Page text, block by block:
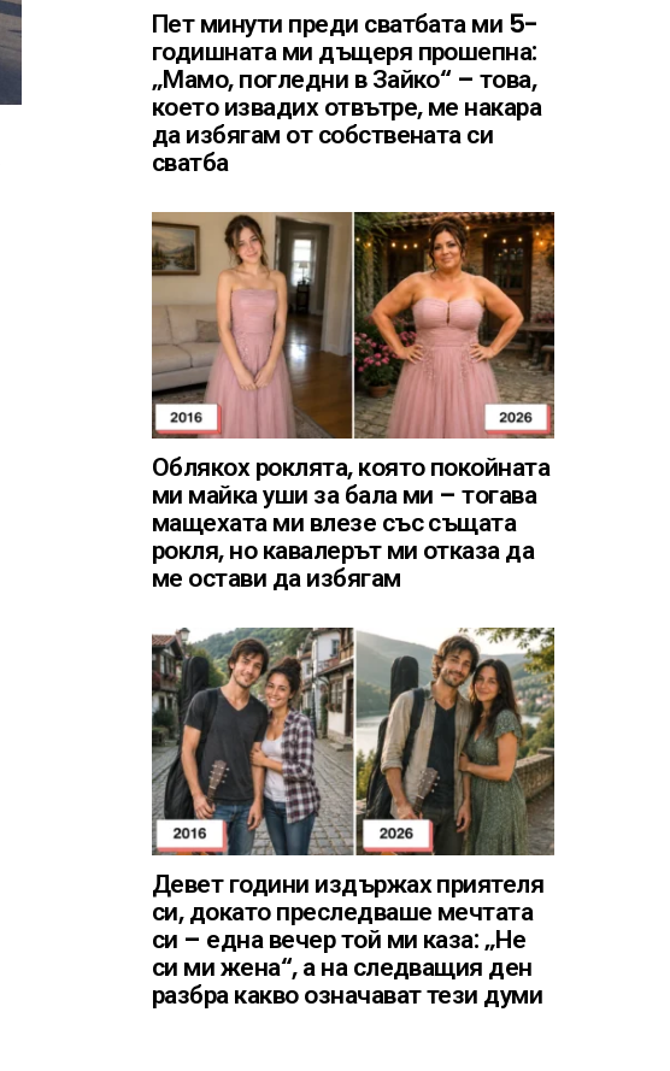
Пет минути преди сватбата ми 5-
годишната ми дъщеря прошепна:
„Мамо, погледни в Зайко“ – това,
което извадих отвътре, ме накара
да избягам от собствената си
сватба
Облякох роклята, която покойната
ми майка уши за бала ми – тогава
мащехата ми влезе със същата
рокля, но кавалерът ми отказа да
ме остави да избягам
Девет години издържах приятеля
си, докато преследваше мечтата
си – една вечер той ми каза: „Не
си ми жена“, а на следващия ден
разбра какво означават тези думи